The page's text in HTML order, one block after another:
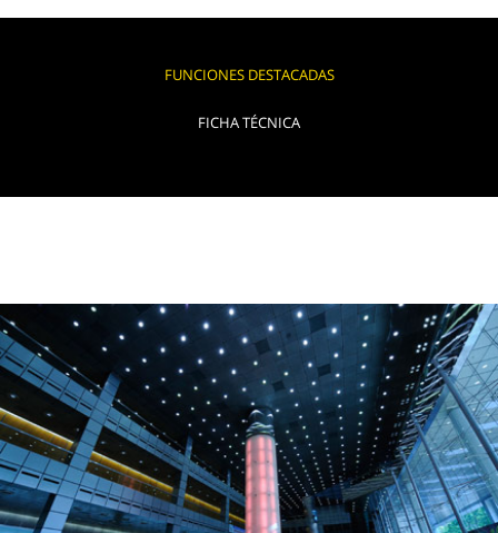
FUNCIONES DESTACADAS
FICHA TÉCNICA